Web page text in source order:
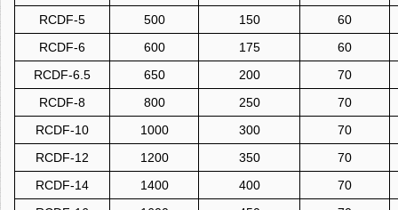
RCDF-5
500 150
60
RCDF-6
600 175
60
RCDF-6.5
650 200
70
RCDF-8
800 250
70
RCDF-10
1000 300
70
RCDF-12
1200 350
70
RCDF-14
1400 400
70